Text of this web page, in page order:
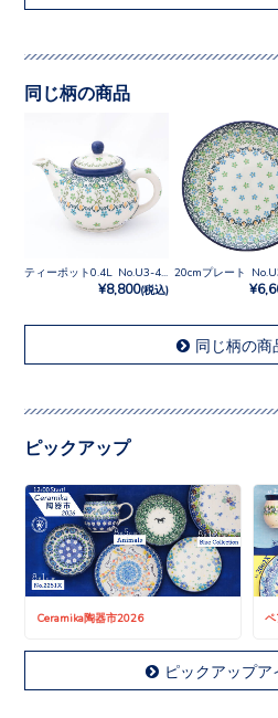
同じ柄の商品
¥8,800(税込)
20cmプレート
同じ柄の商
ピックアップ
Ceramika陶器市2026 ペ
ピックアップア